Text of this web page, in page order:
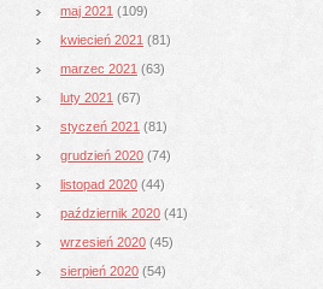
maj 2021 (109)
kwiecień 2021 (81)
marzec 2021 (63)
luty 2021 (67)
styczeń 2021 (81)
grudzień 2020 (74)
listopad 2020 (44)
październik 2020 (41)
wrzesień 2020 (45)
sierpień 2020 (54)